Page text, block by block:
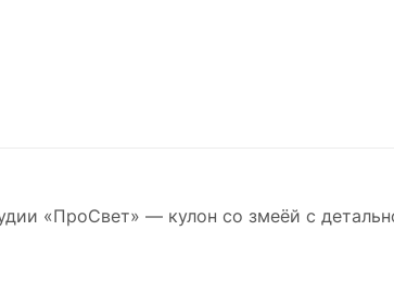
«ПроСвет» — кулон со змеёй с